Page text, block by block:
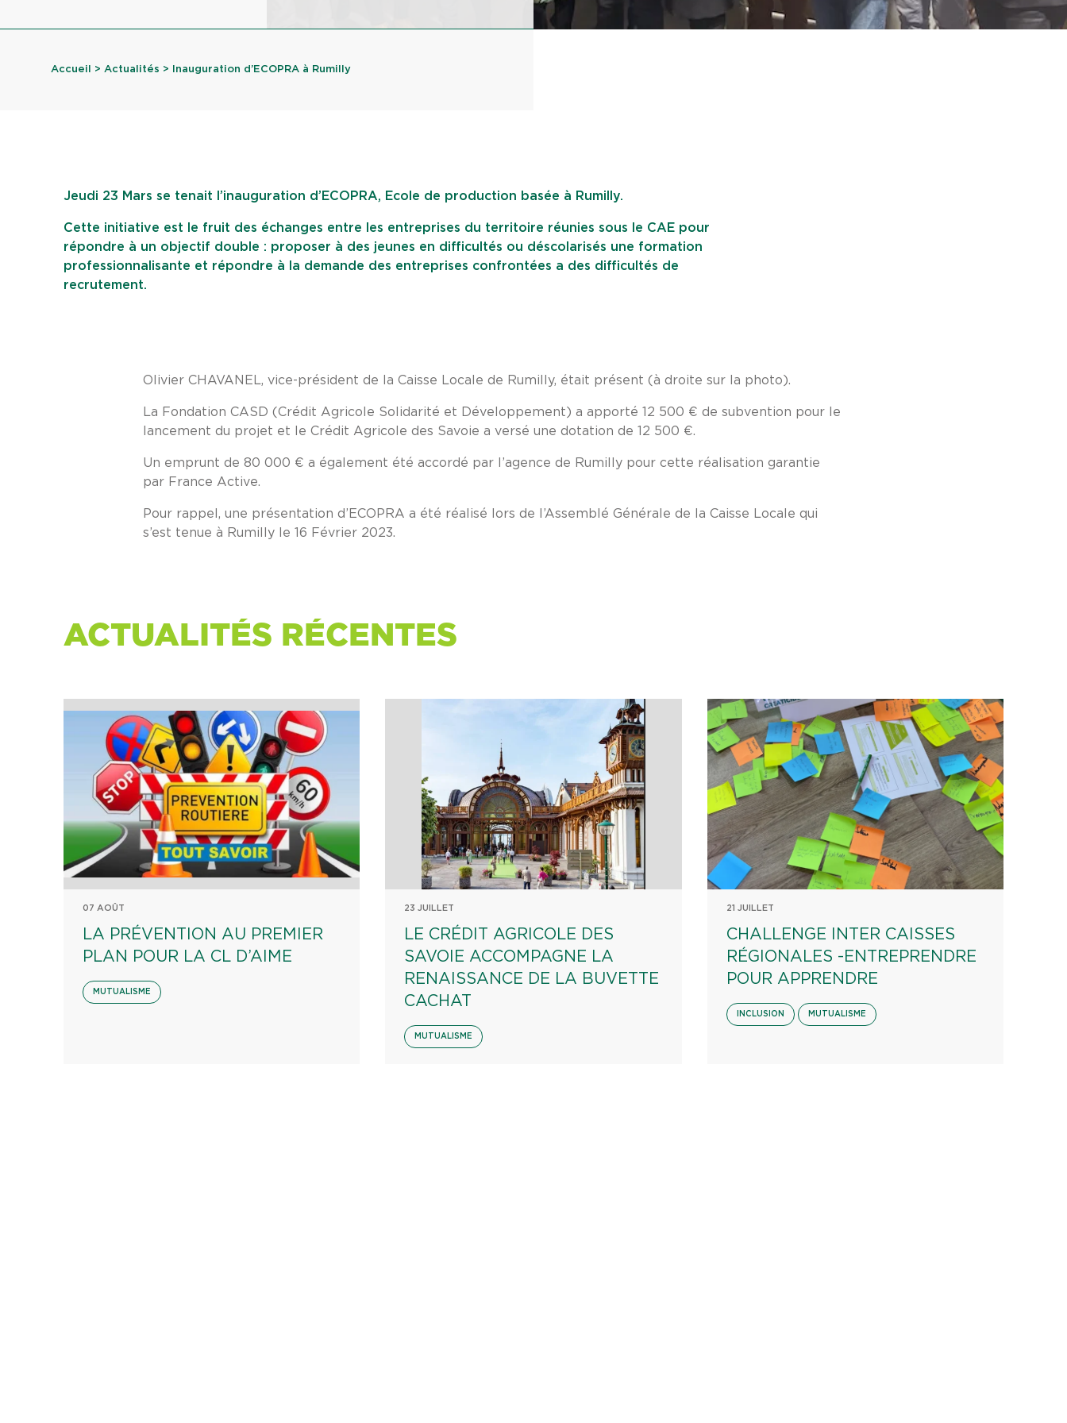
Accueil > Actualités > Inauguration d’ECOPRA à Rumilly
Jeudi 23 Mars se tenait l’inauguration d’ECOPRA, Ecole de production basée à Rumilly.
Cette initiative est le fruit des échanges entre les entreprises du territoire réunies sous le CAE pour
répondre à un objectif double : proposer à des jeunes en difficultés ou déscolarisés une formation
professionnalisante et répondre à la demande des entreprises confrontées a des difficultés de
recrutement.
Olivier CHAVANEL, vice-président de la Caisse Locale de Rumilly, était présent (à droite sur la photo).
La Fondation CASD (Crédit Agricole Solidarité et Développement) a apporté 12 500 € de subvention pour le
lancement du projet et le Crédit Agricole des Savoie a versé une dotation de 12 500 €.
Un emprunt de 80 000 € a également été accordé par l’agence de Rumilly pour cette réalisation garantie
par France Active.
Pour rappel, une présentation d’ECOPRA a été réalisé lors de l’Assemblé Générale de la Caisse Locale qui
s’est tenue à Rumilly le 16 Février 2023.
ACTUALITÉS RÉCENTES
07 AOÛT
LA PRÉVENTION AU PREMIER
PLAN POUR LA CL D’AIME
MUTUALISME
23 JUILLET
LE CRÉDIT AGRICOLE DES
SAVOIE ACCOMPAGNE LA
RENAISSANCE DE LA BUVETTE
CACHAT
MUTUALISME
21 JUILLET
CHALLENGE INTER CAISSES
RÉGIONALES -ENTREPRENDRE
POUR APPRENDRE
INCLUSION MUTUALISME